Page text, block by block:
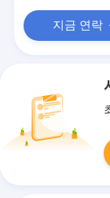
지금 연락